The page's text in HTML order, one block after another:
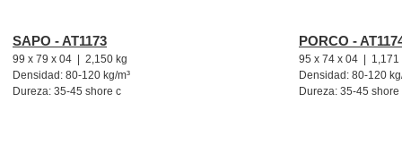
SAPO - AT1173
99 x 79 x 04 | 2,150 kg
Densidad: 80-120 kg/m³
Dureza: 35-45 shore c
PORCO -
95 x 74 x 04 | 1,171
Densidad: 80-120
Dureza: 35-45 shore